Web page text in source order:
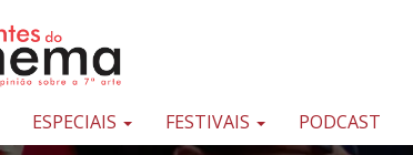
ESPECIAIS FESTIVAIS PODCAST